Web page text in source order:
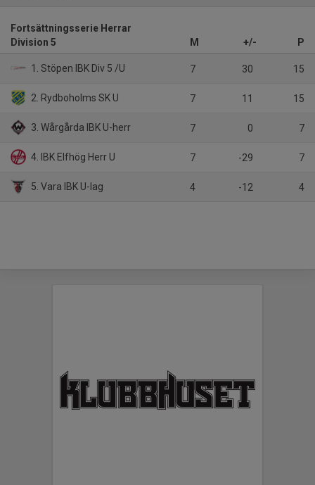
Fortsättningsserie Herrar
Division 5
M +/- P
1. Stöpen IBK Div 5 /U 7 30 15
2. Rydboholms SK U 7 11 15
3. Wårgårda IBK U-herr 7 0 7
4. IBK Elfhög Herr U 7 -29 7
5. Vara IBK U-lag 4 -12 4